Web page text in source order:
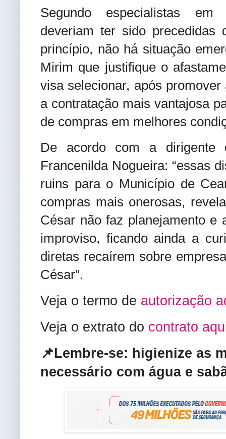
Segundo especialistas em
deveriam ter sido
princípio, não há situação
Mirim que justifique o
visa selecionar, após
a contratação mais vantajosa
de compras em melhores
De acordo com a dirigente
Francenilda Nogueira: “essas
ruins para o Município de
compras mais onerosas,
César não faz planejamento e
improviso, ficando ainda a
diretas recaírem sobre
César”.
Veja o termo de autorização
Veja o extrato do contrato
📌Lembre-se: higienize as
necessário com água e